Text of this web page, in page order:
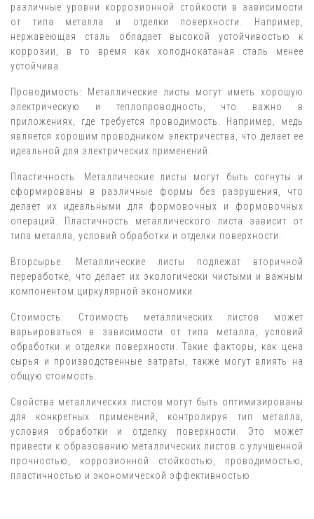
различные уровни коррозионной стойкости в зависимости
от типа металла и отделки поверхности. Например,
нержавеющая сталь обладает высокой устойчивостью к
коррозии, в то время как холоднокатаная сталь менее
устойчива.
Проводимость: Металлические листы могут иметь хорошую
электрическую и теплопроводность, что важно в
приложениях, где требуется проводимость. Например, медь
является хорошим проводником электричества, что делает ее
идеальной для электрических применений.
Пластичность: Металлические листы могут быть согнуты и
сформированы в различные формы без разрушения, что
делает их идеальными для формовочных и формовочных
операций. Пластичность металлического листа зависит от
типа металла, условий обработки и отделки поверхности.
Вторсырье: Металлические листы подлежат вторичной
переработке, что делает их экологически чистыми и важным
компонентом циркулярной экономики.
Стоимость: Стоимость металлических листов может
варьироваться в зависимости от типа металла, условий
обработки и отделки поверхности. Такие факторы, как цена
сырья и производственные затраты, также могут влиять на
общую стоимость.
Свойства металлических листов могут быть оптимизированы
для конкретных применений, контролируя тип металла,
условия обработки и отделку поверхности. Это может
привести к образованию металлических листов с улучшенной
прочностью, коррозионной стойкостью, проводимостью,
пластичностью и экономической эффективностью.